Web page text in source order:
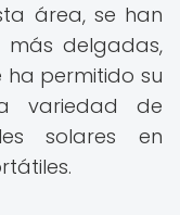
área, se han
más delgadas,
ha permitido su
variedad de
solares en